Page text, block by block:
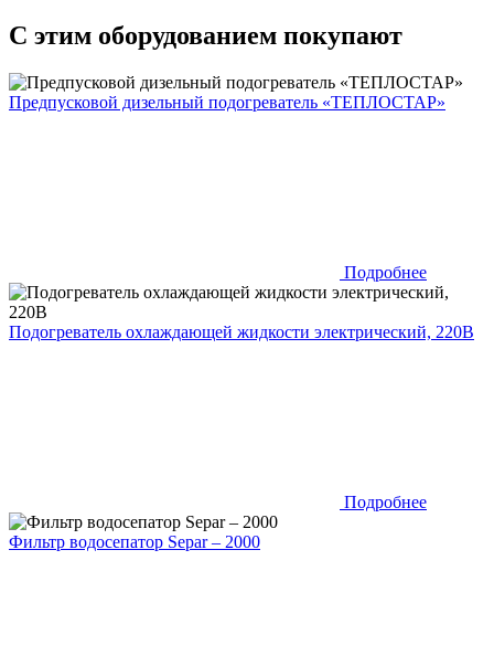
С этим оборудованием покупают
Предпусковой дизельный подогреватель «ТЕПЛОСТАР»
Подробнее
Подогреватель охлаждающей жидкости электрический, 220В
Подробнее
Фильтр водосепатор Separ – 2000